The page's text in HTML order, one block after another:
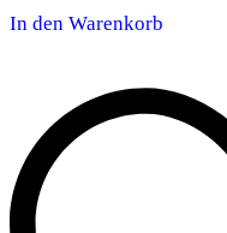
In den Warenkorb